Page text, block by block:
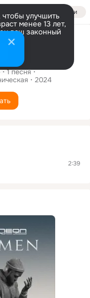
Войти
улучшить
менее 13 лет,
ваш законный
1песня
2024
2:39